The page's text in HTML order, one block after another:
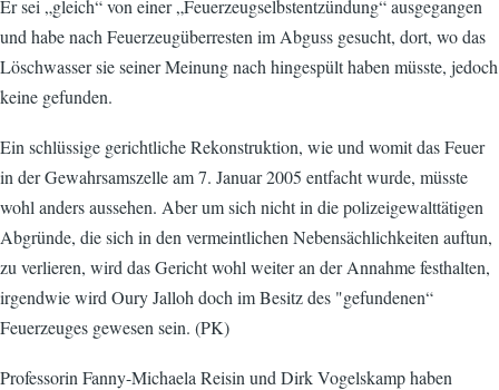
Er sei „gleich“ von einer „Feuerzeugselbstentzündung“ ausgegangen
und habe nach Feuerzeugüberresten im Abguss gesucht, dort, wo das
Löschwasser sie seiner Meinung nach hingespült haben müsste, jedoch
keine gefunden.
Ein schlüssige gerichtliche Rekonstruktion, wie und womit das Feuer
in der Gewahrsamszelle am 7. Januar 2005 entfacht wurde, müsste
wohl anders aussehen. Aber um sich nicht in die polizeigewalttätigen
Abgründe, die sich in den vermeintlichen Nebensächlichkeiten auftun,
zu verlieren, wird das Gericht wohl weiter an der Annahme festhalten,
irgendwie wird Oury Jalloh doch im Besitz des "gefundenen“
Feuerzeuges gewesen sein. (PK)
Professorin Fanny-Michaela Reisin und Dirk Vogelskamp haben